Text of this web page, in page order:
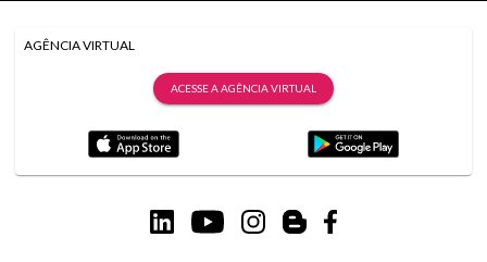
AGÊNCIA VIRTUAL
ACESSE A AGÊNCIA VIRTUAL